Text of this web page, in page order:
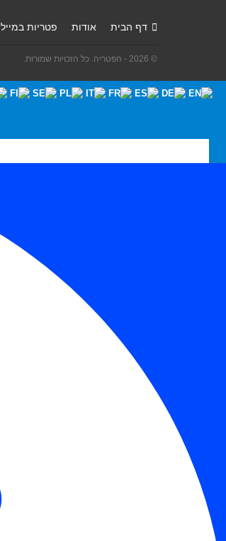
דף הבית אודות פטריות במייל
© 2026 - הפטריה. כל הזכויות שמורות.